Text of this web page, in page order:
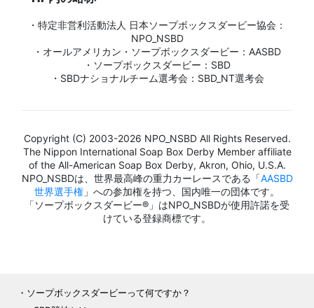
・特定非営利活動法人 日本ソープボックスダービー協会：
NPO_NSBD
・オールアメリカン・ソープボックスダービー：AASBD
・ソープボックスダービー：SBD
・SBDナショナルチーム選考会：SBD_NT選考会
Copyright (C) 2003-2026 NPO_NSBD All Rights Reserved.
The Nippon International Soap Box Derby Member affiliate
of the All-American Soap Box Derby, Akron, Ohio, U.S.A.
NPO_NSBDは、世界最高峰の重力カーレースである「AASBD
世界選手権 」への参加権を持つ、国内唯一の団体です。
「ソープボックスダービー®」はNPO_NSBDが使用許諾を受
けている登録商標です。
ソープボックスダービーって何ですか？